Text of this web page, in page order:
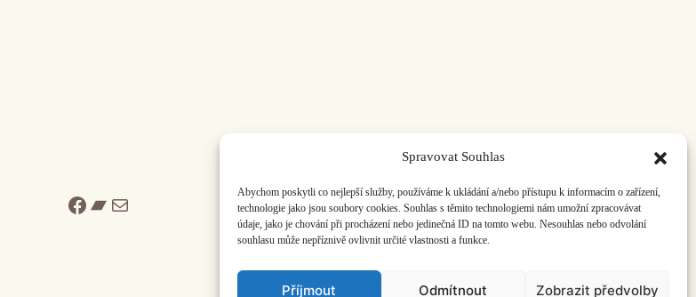
Spravovat Souhlas
Abychom poskytli co nejlepší služby, používáme k ukládání a/nebo přístupu k informacím o zařízení,
technologie jako jsou soubory cookies. Souhlas s těmito technologiemi nám umožní zpracovávat
údaje, jako je chování při procházení nebo jedinečná ID na tomto webu. Nesouhlas nebo odvolání
souhlasu může nepříznivě ovlivnit určité vlastnosti a funkce.
Příjmout Odmítnout Zobrazit předvolby
Facebook
Bandcamp
Mail